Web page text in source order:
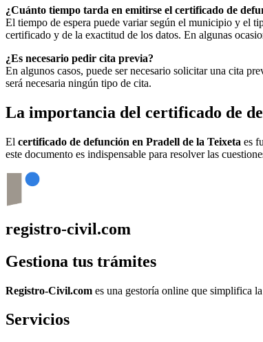
¿Cuánto tiempo tarda en emitirse el certificado de
El tiempo de espera puede variar según el municipio y el
certificado y de la exactitud de los datos. En algunas
¿Es necesario pedir cita previa?
En algunos casos, puede ser necesario solicitar una cita
será necesaria ningún tipo de cita.
La importancia del certificado de
El certificado de defunción en Pradell de la Teixeta es
este documento es indispensable para resolver las
registro-civil.com
Gestiona tus trámites
Registro-Civil.com es una gestoría online que simplifica
Servicios